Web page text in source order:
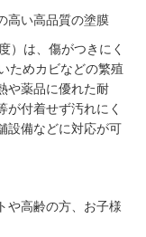
高い高品質の塗膜
）は、傷がつきにく
ためカビなどの繁殖
や薬品に優れた耐
が付着せず汚れにく
設備などに対応が可
や高齢の方、お子様